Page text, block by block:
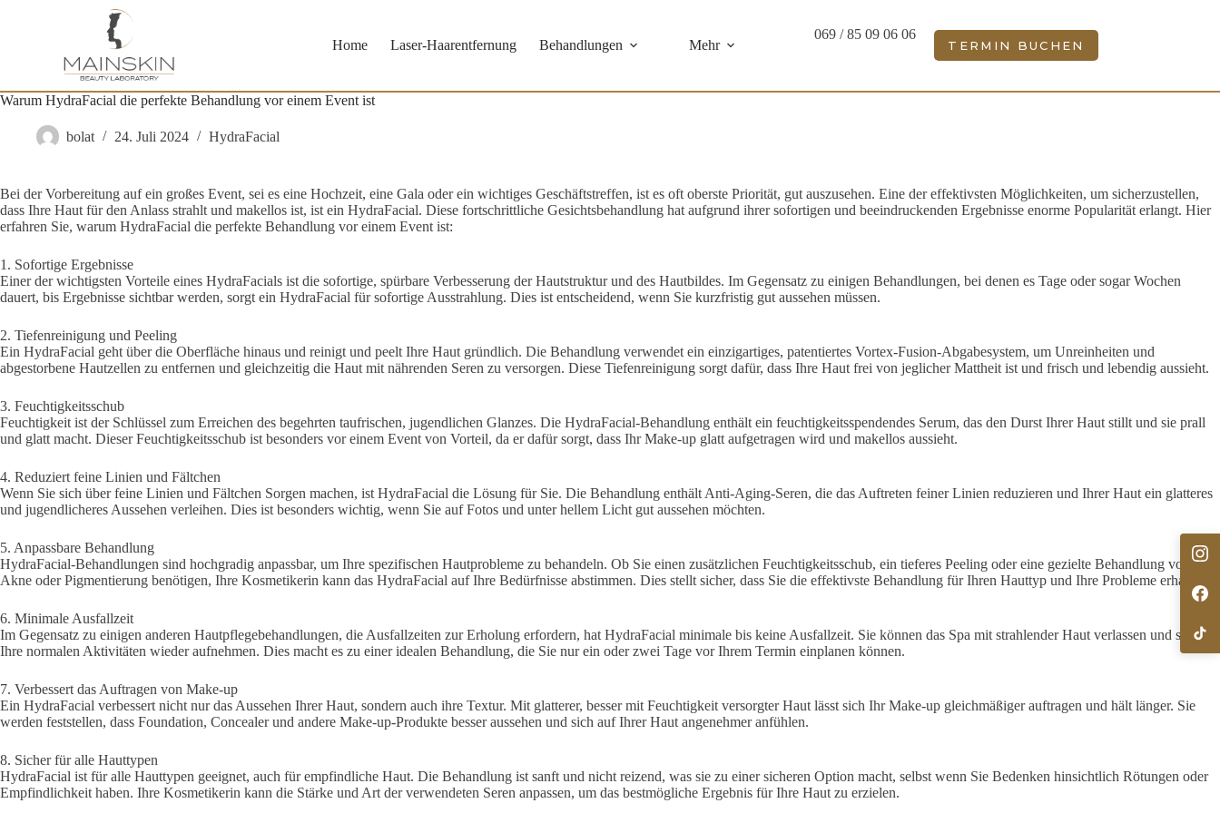
Home Laser-Haarentfernung Behandlungen
IS Clinical Fire &
Ice Behandlung
Behandlung
CIRCADIA
CIRCADIA
Circadia TIGF
Mehr
069 / 85 09 06 06
TERMIN BUCHEN
Warum HydraFacial die perfekte Behandlung vor einem Event ist
bolat 24. Juli 2024 HydraFacial
Bei der Vorbereitung auf ein großes Event, sei es eine Hochzeit, eine Gala oder ein wichtiges Geschäftstreffen, ist es oft oberste Priorität, gut auszusehen. Eine der effektivsten Möglichkeiten, um sicherzustellen,
dass Ihre Haut für den Anlass strahlt und makellos ist, ist ein HydraFacial. Diese fortschrittliche Gesichtsbehandlung hat aufgrund ihrer sofortigen und beeindruckenden Ergebnisse enorme Popularität erlangt. Hier
erfahren Sie, warum HydraFacial die perfekte Behandlung vor einem Event ist:
1. Sofortige Ergebnisse
Einer der wichtigsten Vorteile eines HydraFacials ist die sofortige, spürbare Verbesserung der Hautstruktur und des Hautbildes. Im Gegensatz zu einigen Behandlungen, bei denen es Tage oder sogar Wochen
dauert, bis Ergebnisse sichtbar werden, sorgt ein HydraFacial für sofortige Ausstrahlung. Dies ist entscheidend, wenn Sie kurzfristig gut aussehen müssen.
2. Tiefenreinigung und Peeling
Ein HydraFacial geht über die Oberfläche hinaus und reinigt und peelt Ihre Haut gründlich. Die Behandlung verwendet ein einzigartiges, patentiertes Vortex-Fusion-Abgabesystem, um Unreinheiten und
abgestorbene Hautzellen zu entfernen und gleichzeitig die Haut mit nährenden Seren zu versorgen. Diese Tiefenreinigung sorgt dafür, dass Ihre Haut frei von jeglicher Mattheit ist und frisch und lebendig aussieht.
3. Feuchtigkeitsschub
Feuchtigkeit ist der Schlüssel zum Erreichen des begehrten taufrischen, jugendlichen Glanzes. Die HydraFacial-Behandlung enthält ein feuchtigkeitsspendendes Serum, das den Durst Ihrer Haut stillt und sie prall
und glatt macht. Dieser Feuchtigkeitsschub ist besonders vor einem Event von Vorteil, da er dafür sorgt, dass Ihr Make-up glatt aufgetragen wird und makellos aussieht.
4. Reduziert feine Linien und Fältchen
Wenn Sie sich über feine Linien und Fältchen Sorgen machen, ist HydraFacial die Lösung für Sie. Die Behandlung enthält Anti-Aging-Seren, die das Auftreten feiner Linien reduzieren und Ihrer Haut ein glatteres
und jugendlicheres Aussehen verleihen. Dies ist besonders wichtig, wenn Sie auf Fotos und unter hellem Licht gut aussehen möchten.
5. Anpassbare Behandlung
HydraFacial-Behandlungen sind hochgradig anpassbar, um Ihre spezifischen Hautprobleme zu behandeln. Ob Sie einen zusätzlichen Feuchtigkeitsschub, ein tieferes Peeling oder eine gezielte Behandlung von
Akne oder Pigmentierung benötigen, Ihre Kosmetikerin kann das HydraFacial auf Ihre Bedürfnisse abstimmen. Dies stellt sicher, dass Sie die effektivste Behandlung für Ihren Hauttyp und Ihre Probleme erhalten.
6. Minimale Ausfallzeit
Im Gegensatz zu einigen anderen Hautpflegebehandlungen, die Ausfallzeiten zur Erholung erfordern, hat HydraFacial minimale bis keine Ausfallzeit. Sie können das Spa mit strahlender Haut verlassen und sofort
Ihre normalen Aktivitäten wieder aufnehmen. Dies macht es zu einer idealen Behandlung, die Sie nur ein oder zwei Tage vor Ihrem Termin einplanen können.
7. Verbessert das Auftragen von Make-up
Ein HydraFacial verbessert nicht nur das Aussehen Ihrer Haut, sondern auch ihre Textur. Mit glatterer, besser mit Feuchtigkeit versorgter Haut lässt sich Ihr Make-up gleichmäßiger auftragen und hält länger. Sie
werden feststellen, dass Foundation, Concealer und andere Make-up-Produkte besser aussehen und sich auf Ihrer Haut angenehmer anfühlen.
8. Sicher für alle Hauttypen
HydraFacial ist für alle Hauttypen geeignet, auch für empfindliche Haut. Die Behandlung ist sanft und nicht reizend, was sie zu einer sicheren Option macht, selbst wenn Sie Bedenken hinsichtlich Rötungen oder
Empfindlichkeit haben. Ihre Kosmetikerin kann die Stärke und Art der verwendeten Seren anpassen, um das bestmögliche Ergebnis für Ihre Haut zu erzielen.